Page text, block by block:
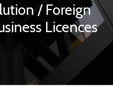
/ Foreign
Licences